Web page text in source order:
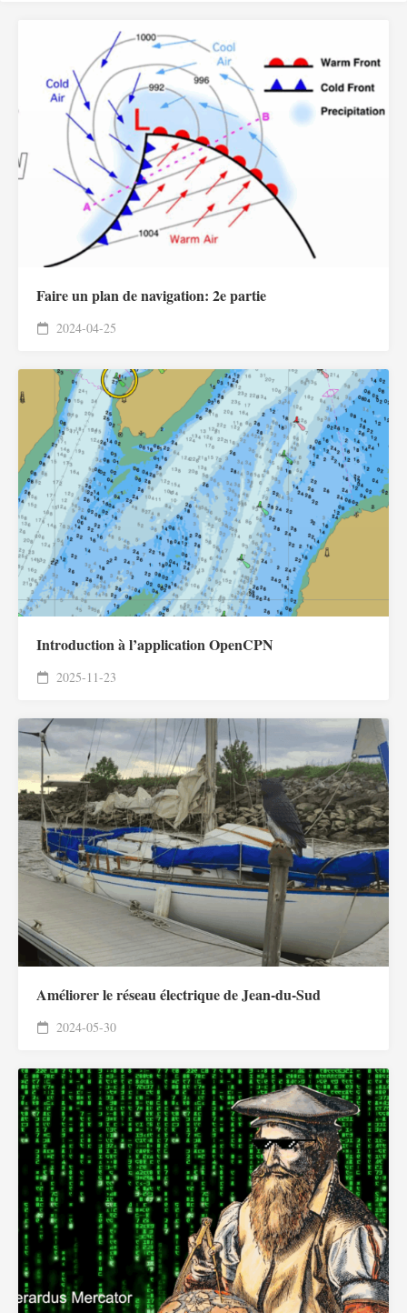
Faire un plan de navigation: 2e partie
2024-04-25
Introduction à l’application OpenCPN
2025-11-23
Améliorer le réseau électrique de Jean-du-Sud
2024-05-30